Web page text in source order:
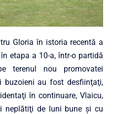
Gloria în istoria recentă a
etapa a 10-a, într-o partidă
terenul nou promovatei
buzoieni au fost desfiinţaţi,
în continuare, Vlaicu,
neplătiţi de luni bune şi cu